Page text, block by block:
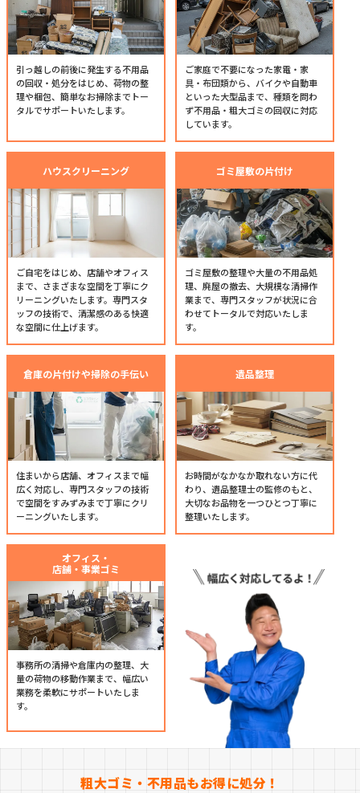
引っ越しの前後に発生する不用品
の回収・処分をはじめ、荷物の整
理や梱包、簡単なお掃除までトー
タルでサポートいたします。
ご家庭で不要になった家電・家
具・布団類から、バイクや自動車
といった大型品まで、種類を問わ
ず不用品・粗大ゴミの回収に対応
しています。
ハウスクリーニング
ご自宅をはじめ、店舗やオフィス
まで、さまざまな空間を丁寧にク
リーニングいたします。専門スタ
ッフの技術で、清潔感のある快適
な空間に仕上げます。
ゴミ屋敷の片付け
ゴミ屋敷の整理や大量の不用品処
理、廃屋の撤去、大規模な清掃作
業まで、専門スタッフが状況に合
わせてトータルで対応いたしま
す。
倉庫の片付けや掃除の手伝い
住まいから店舗、オフィスまで幅
広く対応し、専門スタッフの技術
で空間をすみずみまで丁寧にクリ
ーニングいたします。
遺品整理
お時間がなかなか取れない方に代
わり、遺品整理士の監修のもと、
大切なお品物を一つひとつ丁寧に
整理いたします。
オフィス・
店舗・事業ゴミ
事務所の清掃や倉庫内の整理、大
量の荷物の移動作業まで、幅広い
業務を柔軟にサポートいたしま
す。
粗大ゴミ・不用品もお得に処分！